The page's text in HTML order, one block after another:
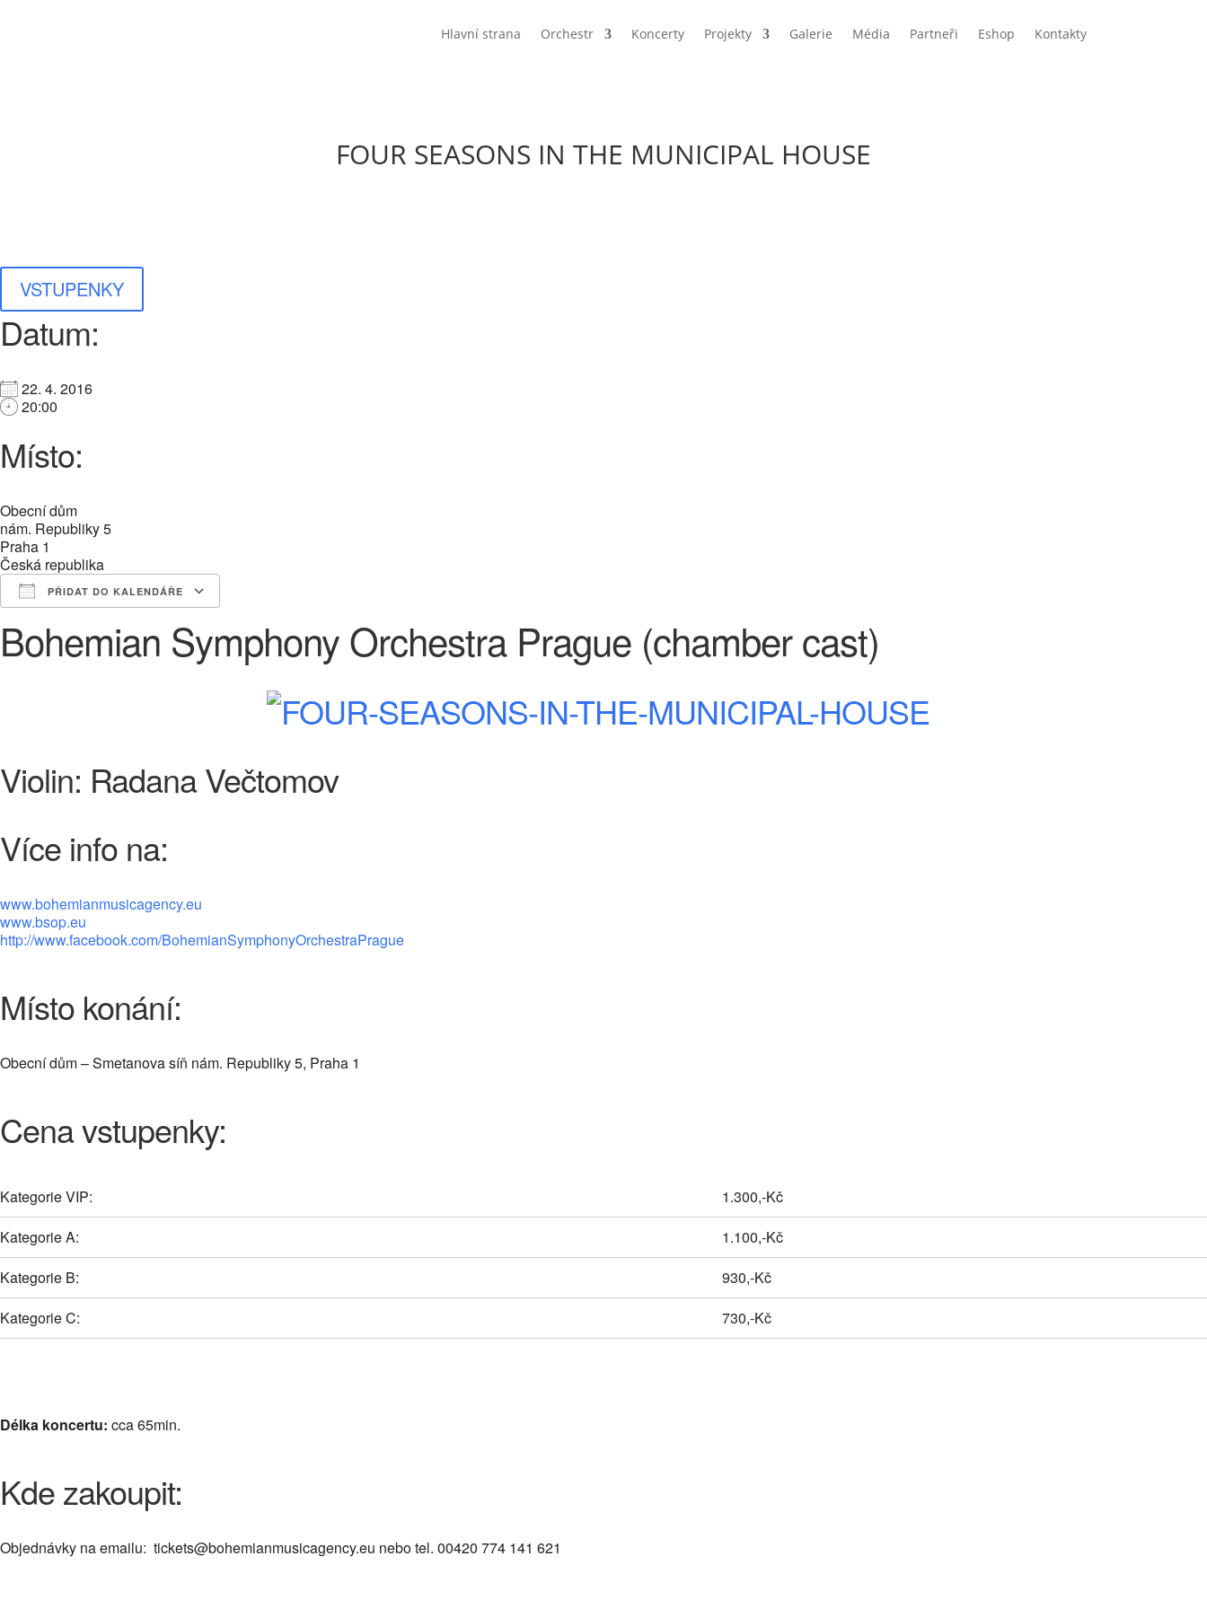
Hlavní strana Orchestr Koncerty Projekty Galerie Média Partneři Eshop Kontakty
FOUR SEASONS IN THE MUNICIPAL HOUSE
VSTUPENKY
Datum:
22. 4. 2016
20:00
Místo:
Obecní dům
nám. Republiky 5
Praha 1
Česká republika
PŘIDAT DO KALENDÁŘE
Download ICSGoogle Calendar
iCalendarOffice 365Outlook Live
Bohemian Symphony Orchestra Prague (chamber cast)
Violin: Radana Večtomov
Více info na:
www.bohemianmusicagency.eu
www.bsop.eu
http://www.facebook.com/BohemianSymphonyOrchestraPrague
Místo konání:
Obecní dům – Smetanova síň nám. Republiky 5, Praha 1
Cena vstupenky:
Kategorie VIP:
1.300,-Kč
Kategorie A:
1.100,-Kč
Kategorie B:
930,-Kč
Kategorie C:
730,-Kč
Délka koncertu: cca 65min.
Kde zakoupit:
Objednávky na emailu: tickets@bohemianmusicagency.eu nebo tel. 00420 774 141 621